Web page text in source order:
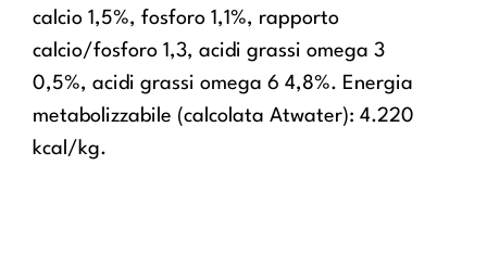
calcio 1,5%, fosforo 1,1%, rapporto
calcio/fosforo 1,3, acidi grassi omega 3
0,5%, acidi grassi omega 6 4,8%. Energia
metabolizzabile (calcolata Atwater): 4.220
kcal/kg.